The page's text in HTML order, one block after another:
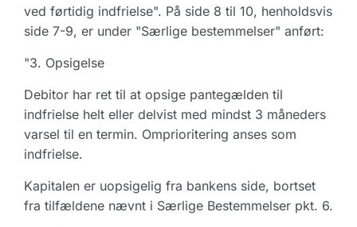
ved førtidig indfrielse". På side 8 til 10, henholdsvis
side 7-9, er under "Særlige bestemmelser" anført:
"3. Opsigelse
Debitor har ret til at opsige pantegælden til
indfrielse helt eller delvist med mindst 3 måneders
varsel til en termin. Omprioritering anses som
indfrielse.
Kapitalen er uopsigelig fra bankens side, bortset
fra tilfældene nævnt i Særlige Bestemmelser pkt. 6.